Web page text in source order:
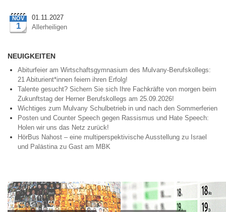
NOV
1
01.11.2027
Allerheiligen
NEUIGKEITEN
Abiturfeier am Wirtschaftsgymnasium des Mulvany-Berufskollegs:
21 Abiturient*innen feiern ihren Erfolg!
Talente gesucht? Sichern Sie sich Ihre Fachkräfte von morgen beim
Zukunftstag der Herner Berufskollegs am 25.09.2026!
Wichtiges zum Mulvany Schulbetrieb in und nach den Sommerferien
Posten und Counter Speech gegen Rassismus und Hate Speech:
Holen wir uns das Netz zurück!
HörBus Nahost – eine multiperspektivische Ausstellung zu Israel
und Palästina zu Gast am MBK